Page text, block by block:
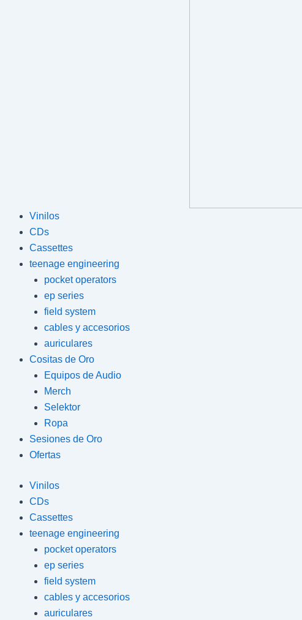
Vinilos
CDs
Cassettes
teenage engineering
pocket operators
ep series
field system
cables y accesorios
auriculares
Cositas de Oro
Equipos de Audio
Merch
Selektor
Ropa
Sesiones de Oro
Ofertas
Vinilos
CDs
Cassettes
teenage engineering
pocket operators
ep series
field system
cables y accesorios
auriculares